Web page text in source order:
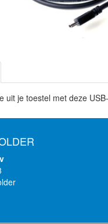
uit je toestel met deze